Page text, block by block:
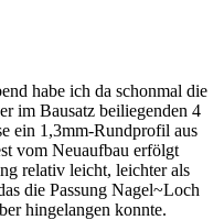
habe ich da schonmal die
im Bausatz beiliegenden 4
ein 1,3mm-Rundprofil aus
vom Neuaufbau erfölgt
relativ leicht, leichter als
die Passung Nagel~Loch
hingelangen konnte.